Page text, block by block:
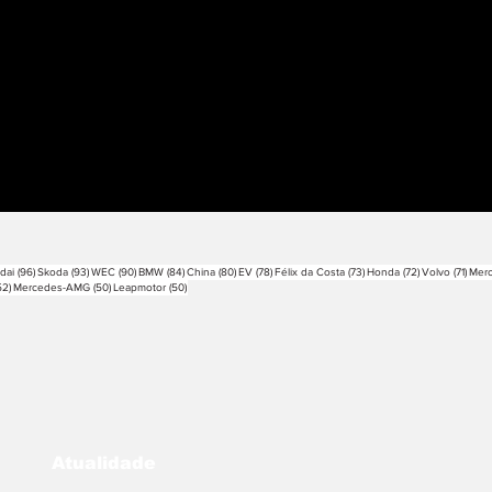
(96)96 posts
Skoda (93)93 posts
WEC (90)90 posts
BMW (84)84 posts
China (80)80 posts
EV (78)78 posts
Félix da Costa (73)73 posts
Honda (72)72 posts
Volvo (71)71
52 posts
Mercedes-AMG (50)50 posts
Leapmotor (50)50 posts